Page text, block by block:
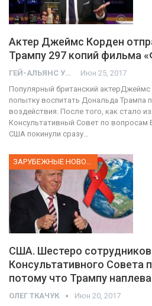
Актер Джеймс Корден
Трампу 297 копий фильма
ГЕЙ-АЛЬЯНС УКРАИНА Июн 25, 2017
Популярный британский
попытку воспитать Дональда Трампа
воздействия. После того, как стало
Консультативный Совет по
США покинули сразу…
ЗАРУБЕЖНЫЕ НОВОСТИ
США. Шестеро
Консультативного
потому что Трампу
ОЛЕГ ТКАЧУК Июн 20, 2017